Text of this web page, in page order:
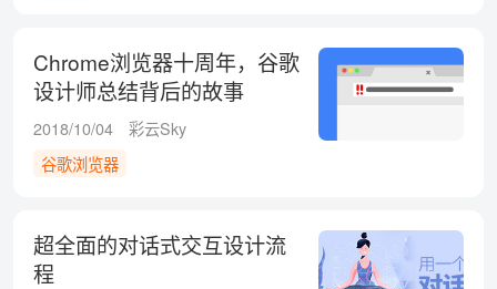
Chrome浏览器十周年，谷歌
设计师总结背后的故事
2018/10/04
彩云Sky
谷歌浏览器
超全面的对话式交互设计流
程